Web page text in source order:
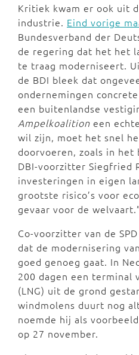
Kritiek kwam er ook uit
industrie. Eind vorige
Bundesverband der
de regering dat het het
te traag moderniseert.
de BDI bleek dat
ondernemingen
een buitenlandse
Ampelkoalition een
wil zijn, moet het snel
doorvoeren, zoals in
DBI-voorzitter Siegfried
investeringen in eigen
grootste risico’s voor
gevaar voor de welvaart.”
Co-voorzitter van de
dat de modernisering
goed genoeg gaat. In
200 dagen een terminal
(LNG) uit de grond
windmolens duurt nog
noemde hij als
op 27 november.